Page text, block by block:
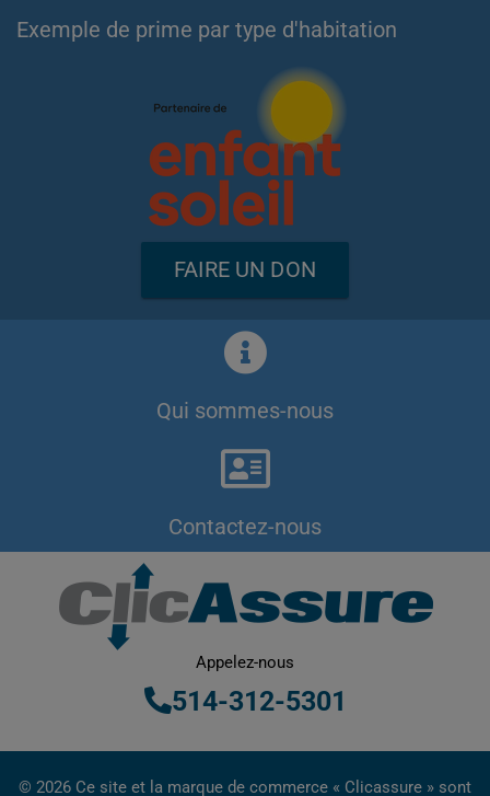
Exemple de prime par type d'habitation
FAIRE UN DON
Qui sommes-nous
Contactez-nous
Appelez-nous
514-312-5301
© 2026 Ce site et la marque de commerce « Clicassure » sont